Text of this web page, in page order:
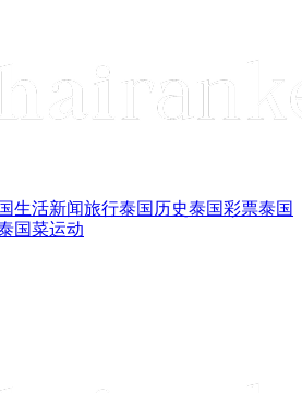
生活新闻旅行泰国历史泰国彩票泰国
国菜运动